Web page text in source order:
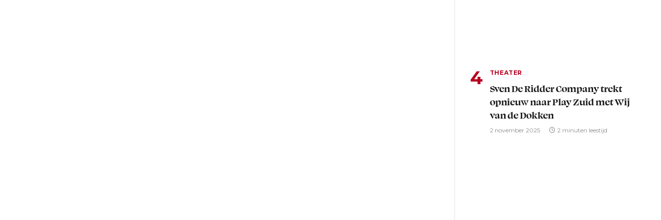
THEATER
Sven De Ridder Company trekt
opnieuw naar Play Zuid met Wij
van de Dokken
2 november 2025 2 minuten leestijd